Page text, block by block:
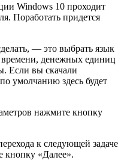
Windows 10 проходит
Поработать придется
— это выбрать язык
денежных единиц
Если вы скачали
умолчанию здесь будет
нажмите кнопку
к следующей задаче
кнопку «Далее».